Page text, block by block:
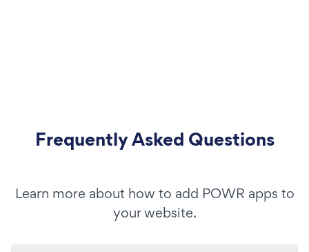
Frequently Asked Questions
Learn more about how to add POWR apps to
your website.